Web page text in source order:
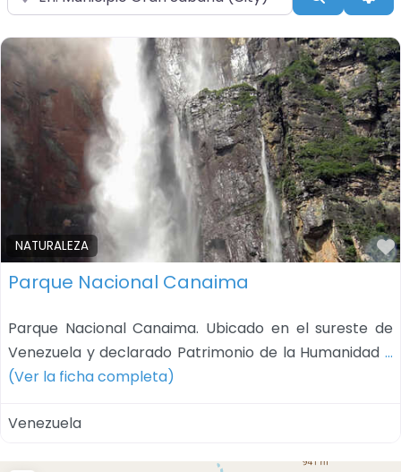
NATURALEZA
Parque Nacional Canaima
Parque Nacional Canaima. Ubicado en el sureste de
Venezuela y declarado Patrimonio de la Humanidad …
(Ver la ficha completa)
Venezuela